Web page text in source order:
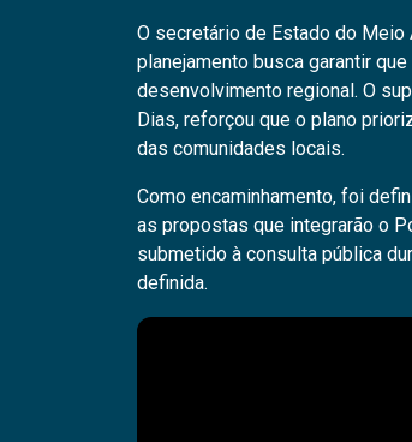
O secretário de Estado do
planejamento busca garantir
desenvolvimento regional. O
Dias, reforçou que o plano
das comunidades locais.
Como encaminhamento, foi
as propostas que integrarão o
submetido à consulta pública
definida.